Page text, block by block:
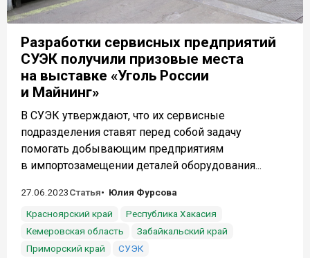
Разработки сервисных предприятий
СУЭК получили призовые места
на выставке «Уголь России
и Майнинг»
В СУЭК утверждают, что их сервисные
подразделения ставят перед собой задачу
помогать добывающим предприятиям
в импортозамещении деталей оборудования...
27.06.2023Статья
Юлия Фурсова
Красноярский край
Республика Хакасия
Кемеровская область
Забайкальский край
Приморский край
СУЭК